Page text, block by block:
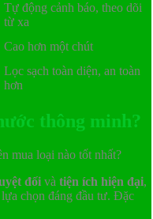
Tự động cảnh báo, theo dõi
từ xa
Cao hơn một chút
Lọc sạch toàn diện, an toàn
hơn
thông minh?
đối và tiện ích hiện đại,
chọn đáng đầu tư. Đặc